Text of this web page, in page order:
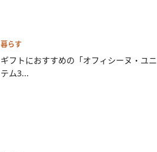
暮らす
ギフトにおすすめの「オフィシーヌ・ユ
テム3...